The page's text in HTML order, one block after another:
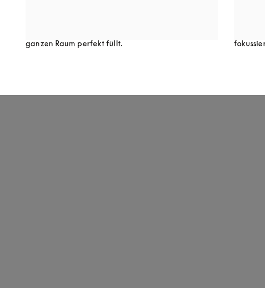
ganzen Raum perfekt füllt.